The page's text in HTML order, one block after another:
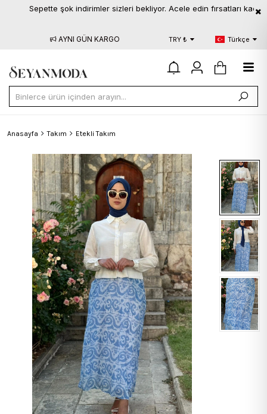
Sepette şok indirimler sizleri bekliyor. Acele edin fırsatları kaçırmayın
AYNI GÜN KARGO TRY ₺ Türkçe
Anasayfa Takım Etekli Takım